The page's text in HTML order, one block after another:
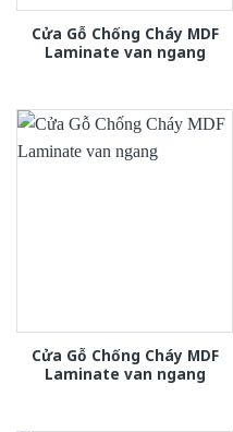
Cửa Gỗ Chống Cháy MDF
Laminate van ngang
Cửa Gỗ Chống Cháy MDF
Laminate van ngang